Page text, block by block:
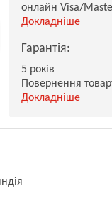
онлайн Visa/
Докладніше
Гарантія:
5 років
Повернення
Докладніше